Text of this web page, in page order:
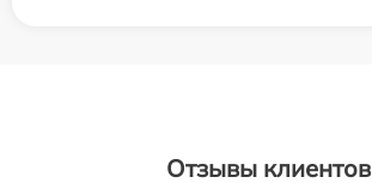
Отзывы клиентов